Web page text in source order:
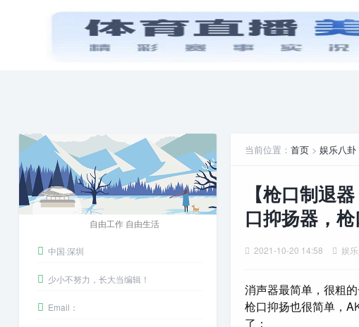
PPT模板 娱乐八卦 安卓游戏 游戏攻
当前位置： 首页> 娱乐八卦
【枪口制退
口抑扬器，
2021-10-20 14:58 娱
消声器最简单，很粗
枪口抑扬也很简单，A
了；
自由工作 自由生活
中国·深圳
少小不努力，长大当编辑！
Email：